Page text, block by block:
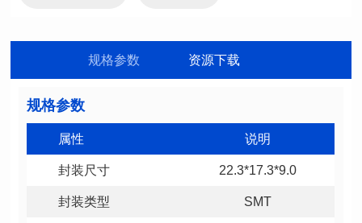
规格参数 资源下载
规格参数
属性 说明
封装尺寸 22.3*17.3*9.0
封装类型 SMT